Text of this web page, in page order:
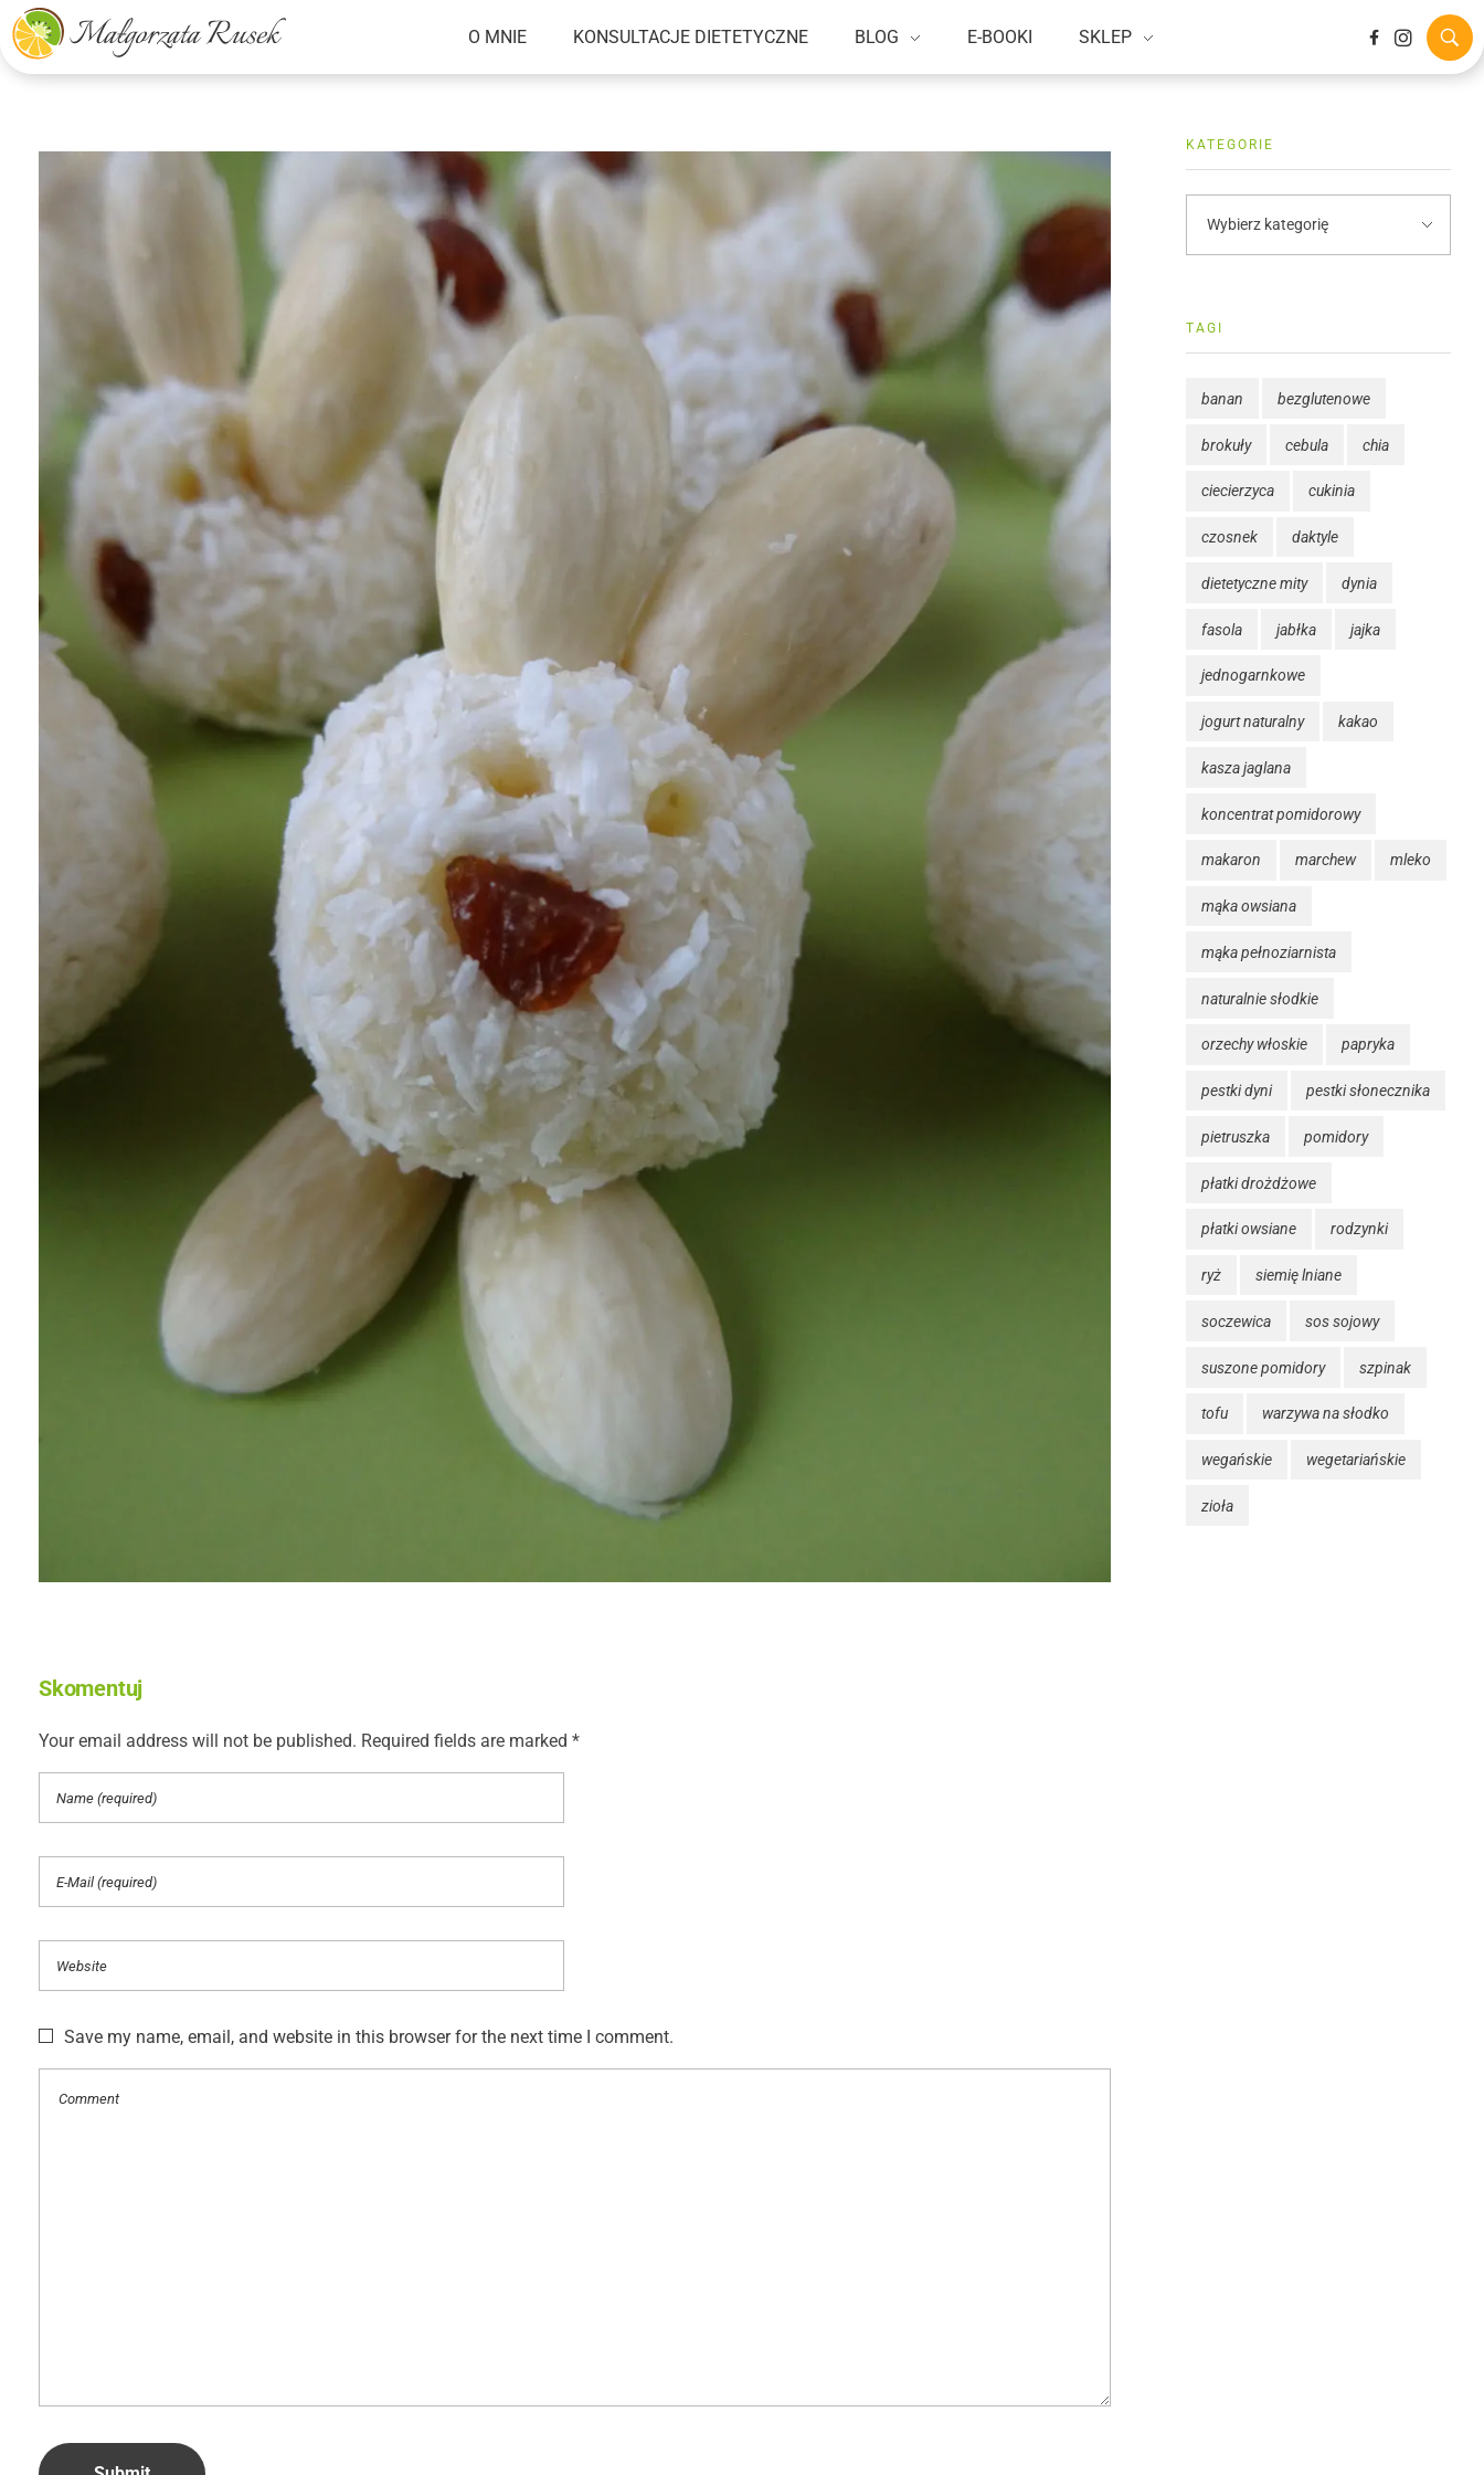
Małgorzata Rusek - dietetyk z pasją
Dietetyka kliniczna & Psychodietetyka
O MNIE KONSULTACJE DIETETYCZNE BLOG E-BOOKI SKLEP
Skomentuj
Your email address will not be published. Required fields are marked *
Save my name, email, and website in this browser for the next time I comment.
KATEGORIE
TAGI
banan bezglutenowe
brokuły cebula chia
ciecierzyca cukinia
czosnek daktyle
dietetyczne mity dynia
fasola jabłka jajka
jednogarnkowe
jogurt naturalny kakao
kasza jaglana
koncentrat pomidorowy
makaron marchew mleko
mąka owsiana
mąka pełnoziarnista
naturalnie słodkie
orzechy włoskie papryka
pestki dyni pestki słonecznika
pietruszka pomidory
płatki drożdżowe
płatki owsiane rodzynki
ryż siemię lniane
soczewica sos sojowy
suszone pomidory szpinak
tofu warzywa na słodko
wegańskie wegetariańskie
zioła